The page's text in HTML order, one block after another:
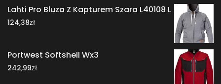
Lahti Pro Bluza Z Kapturem Szara L40108 L
124,38zł
Portwest Softshell Wx3
242,99zł